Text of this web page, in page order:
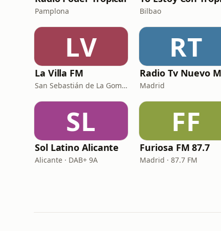
Pamplona Bilbao
LV
La Villa FM
San Sebastián de La Gomera · 91.7 FM
RT
Madrid
SL
Sol Latino Alicante
Alicante · DAB+ 9A
FF
Furiosa FM 87.7
Madrid · 87.7 FM